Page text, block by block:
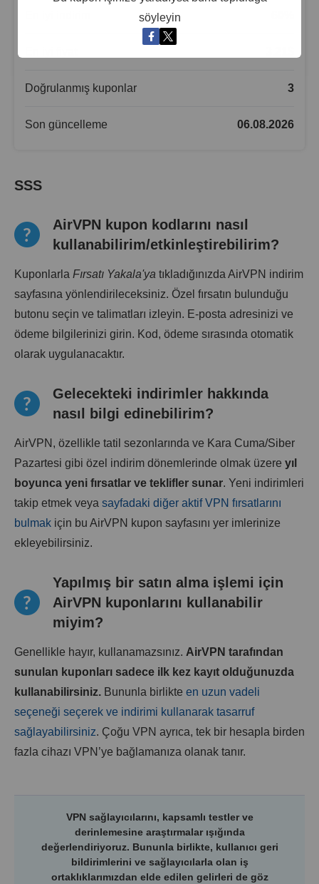
Doğrulanmış kuponlar 3
Son güncelleme 06.08.2026
SSS
AirVPN kupon kodlarını nasıl
kullanabilirim/etkinleştirebilirim?
Kuponlarla Fırsatı Yakala'ya tıkladığınızda AirVPN indirim
sayfasına yönlendirileceksiniz. Özel fırsatın bulunduğu
butonu seçin ve talimatları izleyin. E-posta adresinizi ve
ödeme bilgilerinizi girin. Kod, ödeme sırasında otomatik
olarak uygulanacaktır.
Gelecekteki indirimler hakkında
nasıl bilgi edinebilirim?
AirVPN, özellikle tatil sezonlarında ve Kara Cuma/Siber
Pazartesi gibi özel indirim dönemlerinde olmak üzere yıl
boyunca yeni fırsatlar ve teklifler sunar. Yeni indirimleri
takip etmek veya sayfadaki diğer aktif VPN fırsatlarını
bulmak için bu AirVPN kupon sayfasını yer imlerinize
ekleyebilirsiniz.
Yapılmış bir satın alma işlemi için
AirVPN kuponlarını kullanabilir
miyim?
Genellikle hayır, kullanamazsınız. AirVPN tarafından
sunulan kuponları sadece ilk kez kayıt olduğunuzda
kullanabilirsiniz. Bununla birlikte en uzun vadeli
seçeneği seçerek ve indirimi kullanarak tasarruf
sağlayabilirsiniz. Çoğu VPN ayrıca, tek bir hesapla birden
fazla cihazı VPN’ye bağlamanıza olanak tanır.
VPN sağlayıcılarını, kapsamlı testler ve
derinlemesine araştırmalar ışığında
değerlendiriyoruz. Bununla birlikte, kullanıcı geri
bildirimlerini ve sağlayıcılarla olan iş
ortaklıklarımızdan elde edilen gelirleri de göz
söyleyin